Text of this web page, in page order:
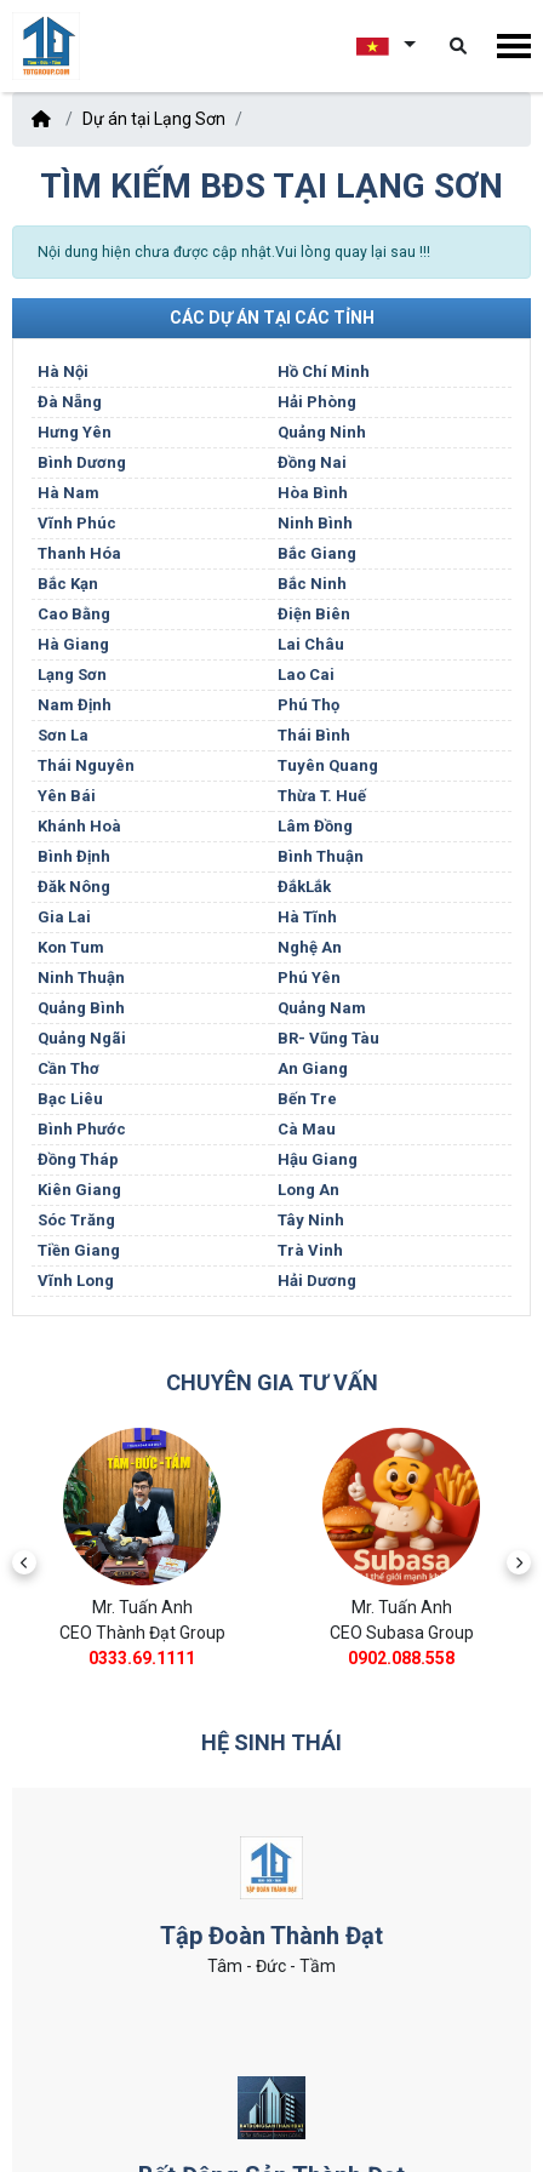
Dự án tại Lạng Sơn
TÌM KIẾM BĐS TẠI LẠNG SƠN
Nội dung hiện chưa được cập nhật.Vui lòng quay lại sau !!!
CÁC DỰ ÁN TẠI CÁC TỈNH
Hà Nội
Hồ Chí Minh
Đà Nẵng
Hải Phòng
Hưng Yên
Quảng Ninh
Bình Dương
Đồng Nai
Hà Nam
Hòa Bình
Vĩnh Phúc
Ninh Bình
Thanh Hóa
Bắc Giang
Bắc Kạn
Bắc Ninh
Cao Bằng
Điện Biên
Hà Giang
Lai Châu
Lạng Sơn
Lao Cai
Nam Định
Phú Thọ
Sơn La
Thái Bình
Thái Nguyên
Tuyên Quang
Yên Bái
Thừa T. Huế
Khánh Hoà
Lâm Đồng
Bình Định
Bình Thuận
Đăk Nông
ĐắkLắk
Gia Lai
Hà Tĩnh
Kon Tum
Nghệ An
Ninh Thuận
Phú Yên
Quảng Bình
Quảng Nam
Quảng Ngãi
BR- Vũng Tàu
Cần Thơ
An Giang
Bạc Liêu
Bến Tre
Bình Phước
Cà Mau
Đồng Tháp
Hậu Giang
Kiên Giang
Long An
Sóc Trăng
Tây Ninh
Tiền Giang
Trà Vinh
Vĩnh Long
Hải Dương
CHUYÊN GIA TƯ VẤN
Mr. Tuấn Anh
CEO Thành Đạt Group
0333.69.1111
Mr. Tuấn Anh
CEO Subasa Group
0902.088.558
HỆ SINH THÁI
Tập Đoàn Thành Đạt
Tâm - Đức - Tầm